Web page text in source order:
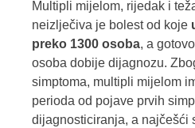
Multipli mijelom, rijedak i
neizlječiva je bolest od koje
preko 1300 osoba, a
osoba dobije dijagnozu.
simptoma, multipli mijelom
perioda od pojave prvih
dijagnosticiranja, a najčešći